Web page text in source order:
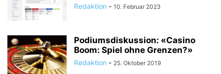
Redaktion - 10. Februar 2023
Podiumsdiskussion: «Casino
Boom: Spiel ohne Grenzen?»
Redaktion - 25. Oktober 2019